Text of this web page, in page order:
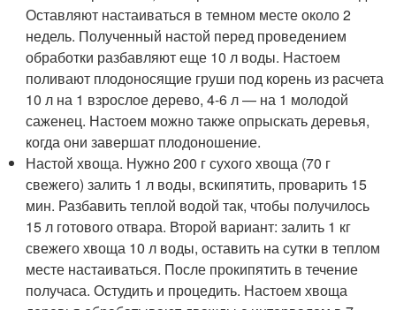
Оставляют настаиваться в темном месте около 2
недель. Полученный настой перед проведением
обработки разбавляют еще 10 л воды. Настоем
поливают плодоносящие груши под корень из расчета
10 л на 1 взрослое дерево, 4-6 л — на 1 молодой
саженец. Настоем можно также опрыскать деревья,
когда они завершат плодоношение.
Настой хвоща. Нужно 200 г сухого хвоща (70 г
свежего) залить 1 л воды, вскипятить, проварить 15
мин. Разбавить теплой водой так, чтобы получилось
15 л готового отвара. Второй вариант: залить 1 кг
свежего хвоща 10 л воды, оставить на сутки в теплом
месте настаиваться. После прокипятить в течение
получаса. Остудить и процедить. Настоем хвоща